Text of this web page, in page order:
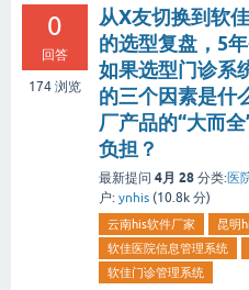
0
回答
174 浏览
从X友切换到软
的选型复盘，5
如果选型门诊系
的三个因素是什
厂产品的“大而
负担？
最新提问 4月 28 分类:医
户: ynhis (10.8k 分)
云南his软件厂家
昆明
软佳医院信息管理系统
软佳门诊管理系统